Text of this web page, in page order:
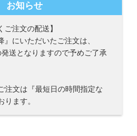
お知らせ
ご注文の配送】
』にいただいたご注文は、
発送となりますので予めご了承
注文は『最短日の時間指定な
ります。